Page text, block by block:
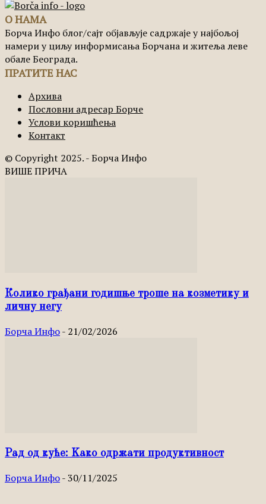
О НАМА
Борча Инфо блог/сајт објављује садржаје у најбољој
намери у циљу информисања Борчана и житеља леве
обале Београда.
ПРАТИТЕ НАС
Архива
Пословни адресар Борче
Услови коришћења
Контакт
© Copyright 2025. - Борча Инфо
ВИШЕ ПРИЧА
Колико грађани годишње троше на козметику и
личну негу
Борча Инфо- 21/02/2026
Рад од куће: Kако одржати продуктивност
Борча Инфо-30/11/2025